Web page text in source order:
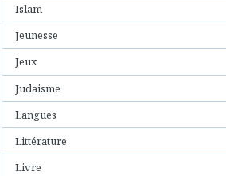
Islam
Jeunesse
Jeux
Judaisme
Langues
Littérature
Livre